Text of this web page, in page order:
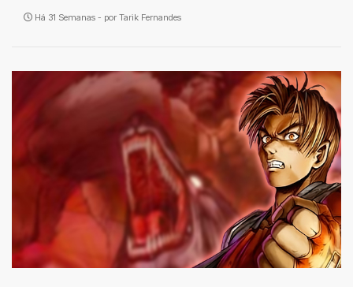
Há 31 Semanas - por Tarik Fernandes